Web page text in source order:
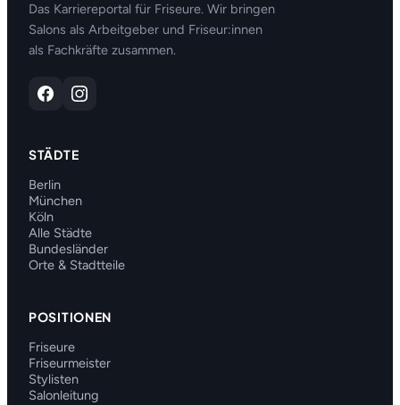
Das Karriereportal für Friseure. Wir bringen
Salons als Arbeitgeber und Friseur:innen
als Fachkräfte zusammen.
STÄDTE
Berlin
München
Köln
Alle Städte
Bundesländer
Orte & Stadtteile
POSITIONEN
Friseure
Friseurmeister
Stylisten
Salonleitung